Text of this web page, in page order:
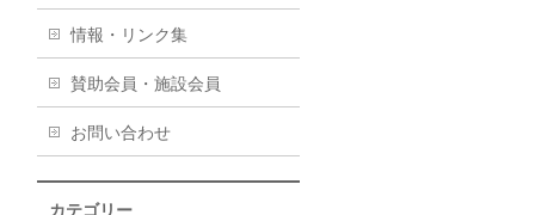
情報・リンク集
賛助会員・施設会員
お問い合わせ
カテゴリー